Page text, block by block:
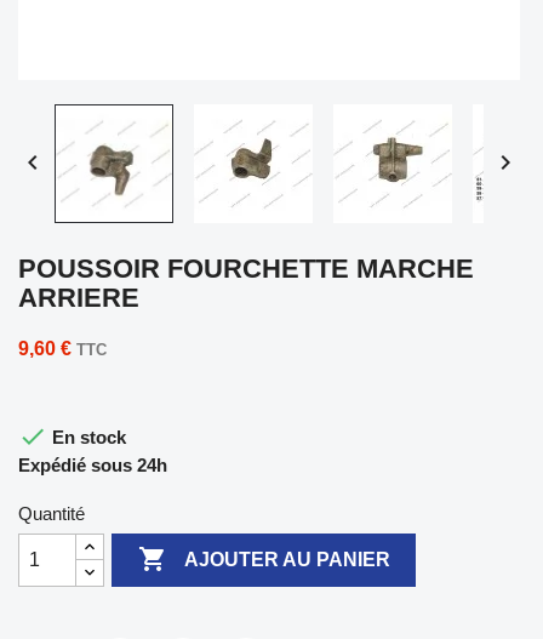
 
POUSSOIR FOURCHETTE MARCHE
ARRIERE
9,60 € TTC
 En stock
Expédié sous 24h
Quantité
 AJOUTER AU PANIER